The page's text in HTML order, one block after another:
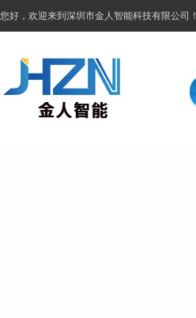
您好，欢迎来到深圳市金人智能科技有限公司！